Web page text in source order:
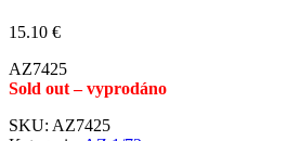
15.10 €
AZ7425
Sold out – vyprodáno
SKU: AZ7425